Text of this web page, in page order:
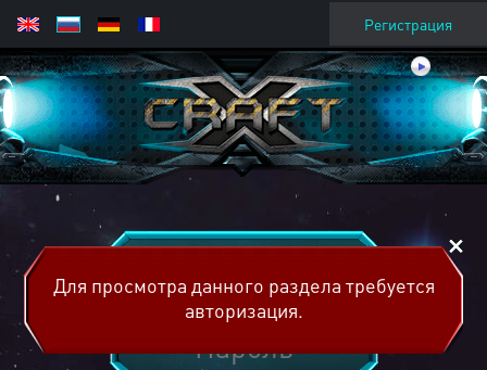
Регистрация
Для просмотра данного раздела требуется
авторизация.